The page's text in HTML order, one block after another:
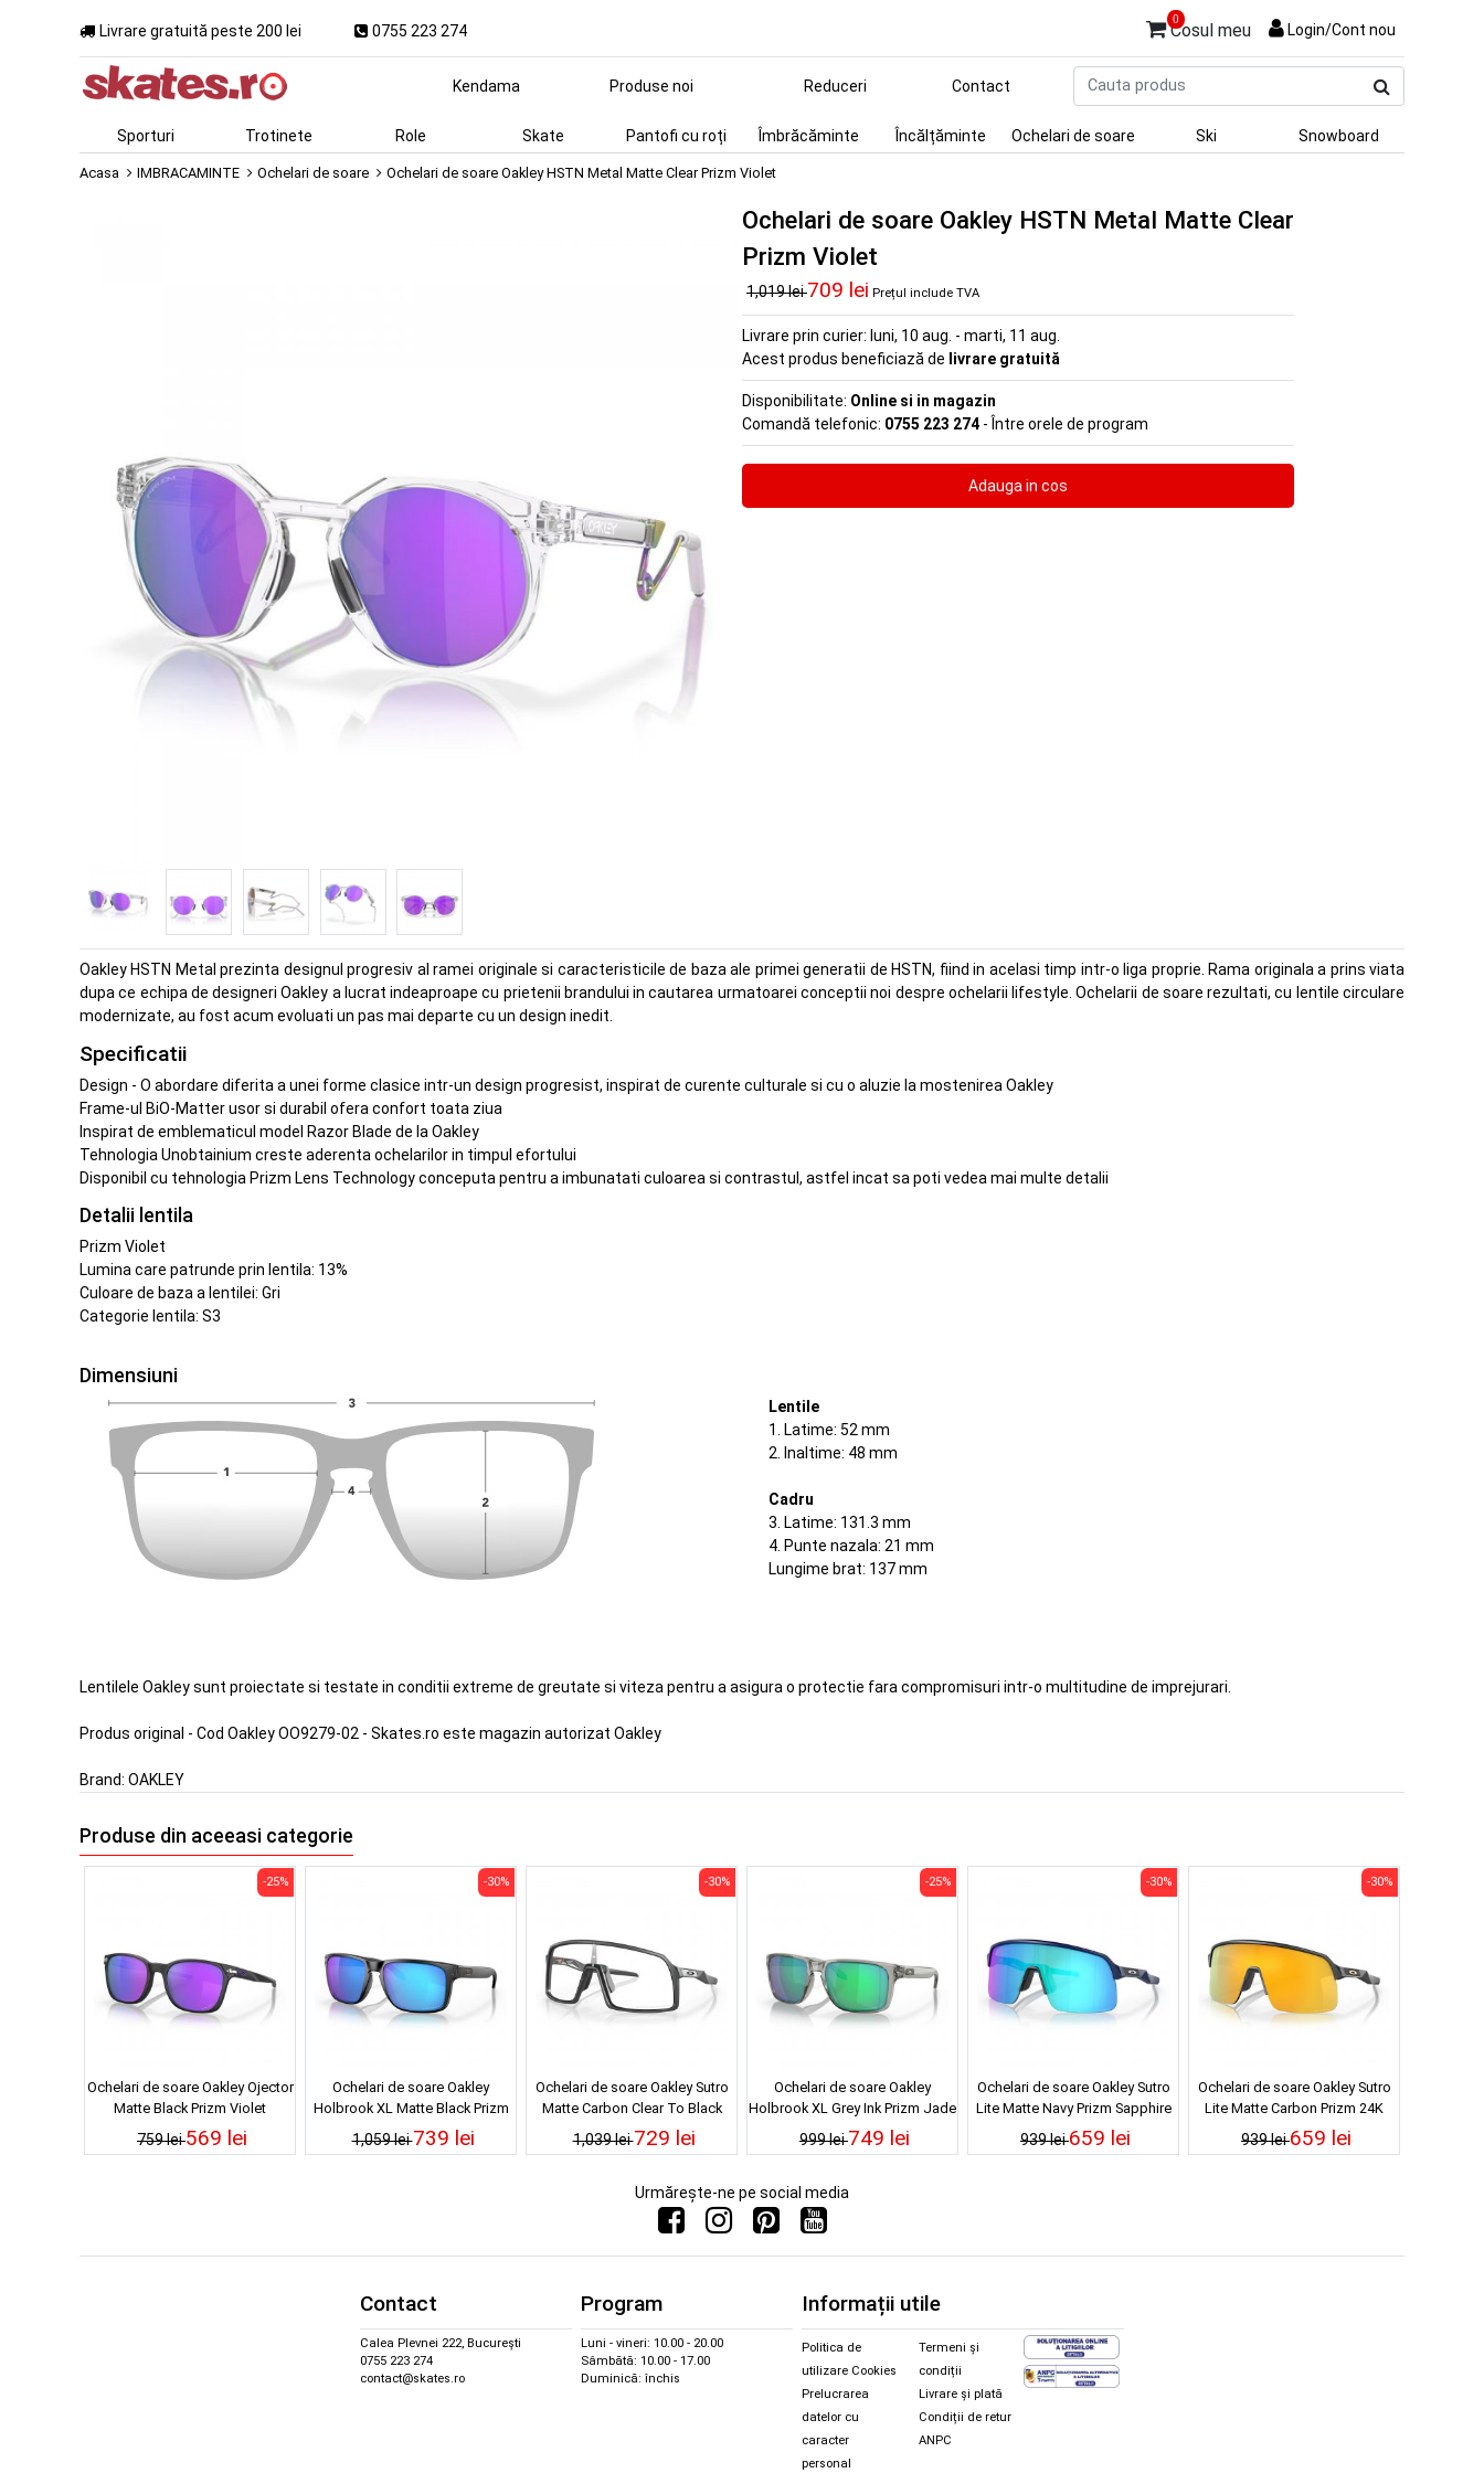
Livrare gratuită peste 200 lei 0755 223 274
0
Cosul meu Login/Cont nou
produs
Kendama Produse noi Reduceri Contact
Sporturi Trotinete Role Skate Pantofi cu roți Îmbrăcăminte Încălțăminte Ochelari de soare Ski Snowboard
Acasa IMBRACAMINTE Ochelari de soare Ochelari de soare Oakley HSTN Metal Matte Clear Prizm Violet
Ochelari de soare Oakley HSTN Metal Matte Clear
Prizm Violet
1,019 lei709 lei Prețul include TVA
Livrare prin curier: luni, 10 aug. - marti, 11 aug.
Acest produs beneficiază de livrare gratuită
Disponibilitate: Online si in magazin
Comandă telefonic: 0755 223 274 - Între orele de program
Oakley HSTN Metal prezinta designul progresiv al ramei originale si caracteristicile de baza ale primei generatii de HSTN, fiind in acelasi timp intr-o liga proprie. Rama originala a prins viata
dupa ce echipa de designeri Oakley a lucrat indeaproape cu prietenii brandului in cautarea urmatoarei conceptii noi despre ochelarii lifestyle. Ochelarii de soare rezultati, cu lentile circulare
modernizate, au fost acum evoluati un pas mai departe cu un design inedit.
Specificatii
Design - O abordare diferita a unei forme clasice intr-un design progresist, inspirat de curente culturale si cu o aluzie la mostenirea Oakley
Frame-ul BiO-Matter usor si durabil ofera confort toata ziua
Inspirat de emblematicul model Razor Blade de la Oakley
Tehnologia Unobtainium creste aderenta ochelarilor in timpul efortului
Disponibil cu tehnologia Prizm Lens Technology conceputa pentru a imbunatati culoarea si contrastul, astfel incat sa poti vedea mai multe detalii
Detalii lentila
Prizm Violet
Lumina care patrunde prin lentila: 13%
Culoare de baza a lentilei: Gri
Categorie lentila: S3
Dimensiuni
Lentile
1. Latime: 52 mm
2. Inaltime: 48 mm
Cadru
3. Latime: 131.3 mm
4. Punte nazala: 21 mm
Lungime brat: 137 mm
Lentilele Oakley sunt proiectate si testate in conditii extreme de greutate si viteza pentru a asigura o protectie fara compromisuri intr-o multitudine de imprejurari.
Produs original - Cod Oakley OO9279-02 - Skates.ro este magazin autorizat Oakley
Brand: OAKLEY
Produse din aceeasi categorie
Ochelari de soare Oakley Ojector
Matte Black Prizm Violet
759 lei
-25%
569 lei
Ochelari de soare Oakley
Holbrook XL Matte Black Prizm
Sapphire Polarized
1,059 lei
-30%
739 lei
Ochelari de soare Oakley Sutro
Matte Carbon Clear To Black
Iridium Photochromic
1,039 lei
-30%
729 lei
Ochelari de soare Oakley
Holbrook XL Grey Ink Prizm Jade
Polarized
999 lei
-25%
749 lei
Ochelari de soare Oakley Sutro
Lite Matte Navy Prizm Sapphire
939 lei
-30%
659 lei
Ochelari de soare Oakley Sutro
Lite Matte Carbon Prizm 24K
939 lei
-30%
659 lei
Urmărește-ne pe social media
Contact
Calea Plevnei 222, București
0755 223 274
contact@skates.ro
Program
Luni - vineri: 10.00 - 20.00
Sâmbătă: 10.00 - 17.00
Duminică: închis
Informații utile
Politica de
utilizare Cookies
Prelucrarea
datelor cu
caracter
personal
Termeni și
condiții
Livrare și plată
Condiții de retur
ANPC